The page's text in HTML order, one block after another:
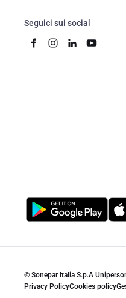
Seguici sui social
© Sonepar Italia S.p.A
Privacy PolicyCookies policy